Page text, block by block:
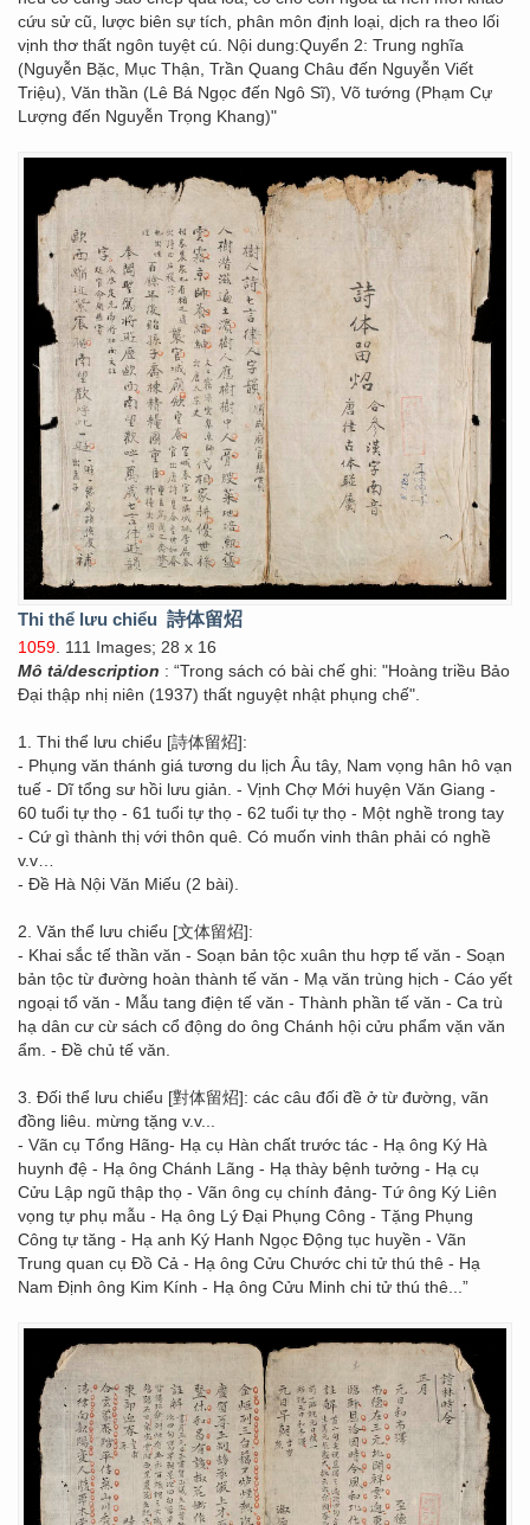
cứu sử cũ, lược biên sự tích, phân môn định loại, dịch ra theo lối
vịnh thơ thất ngôn tuyệt cú. Nội dung:Quyển 2: Trung nghĩa
(Nguyễn Bặc, Mục Thận, Trần Quang Châu đến Nguyễn Viết
Triệu), Văn thần (Lê Bá Ngọc đến Ngô Sĩ), Võ tướng (Phạm Cự
Lượng đến Nguyễn Trọng Khang)"
Thi thể lưu chiểu 詩体留炤
1059 . 111 Images; 28 x 16
Mô tả/description : “Trong sách có bài chế ghi: "Hoàng triều Bảo
Đại thập nhị niên (1937) thất nguyệt nhật phụng chế".
1. Thi thể lưu chiểu [詩体留炤]:
- Phụng văn thánh giá tương du lịch Âu tây, Nam vọng hân hô vạn
tuế - Dĩ tổng sư hồi lưu giản. - Vịnh Chợ Mới huyện Văn Giang -
60 tuổi tự thọ - 61 tuổi tự thọ - 62 tuổi tự thọ - Một nghề trong tay
- Cứ gì thành thị với thôn quê. Có muốn vinh thân phải có nghề
v.v…
- Đề Hà Nội Văn Miếu (2 bài).
2. Văn thể lưu chiểu [文体留炤]:
- Khai sắc tế thần văn - Soạn bản tộc xuân thu hợp tế văn - Soạn
bản tộc từ đường hoàn thành tế văn - Mạ văn trùng hịch - Cáo yết
ngoại tổ văn - Mẫu tang điện tế văn - Thành phần tế văn - Ca trù
hạ dân cư cừ sách cổ động do ông Chánh hội cửu phẩm vặn văn
ẩm. - Đề chủ tế văn.
3. Đối thể lưu chiểu [對体留炤]: các câu đối đề ở từ đường, vãn
đồng liêu. mừng tặng v.v...
- Vãn cụ Tổng Hãng- Hạ cụ Hàn chất trước tác - Hạ ông Ký Hà
huynh đệ - Hạ ông Chánh Lãng - Hạ thày bệnh tưởng - Hạ cụ
Cửu Lập ngũ thập thọ - Vãn ông cụ chính đảng- Tứ ông Ký Liên
vọng tự phụ mẫu - Hạ ông Lý Đại Phụng Công - Tặng Phụng
Công tự tăng - Hạ anh Ký Hanh Ngọc Động tục huyền - Vãn
Trung quan cụ Đồ Cả - Hạ ông Cửu Chước chi tử thú thê - Hạ
Nam Định ông Kim Kính - Hạ ông Cửu Minh chi tử thú thê...”